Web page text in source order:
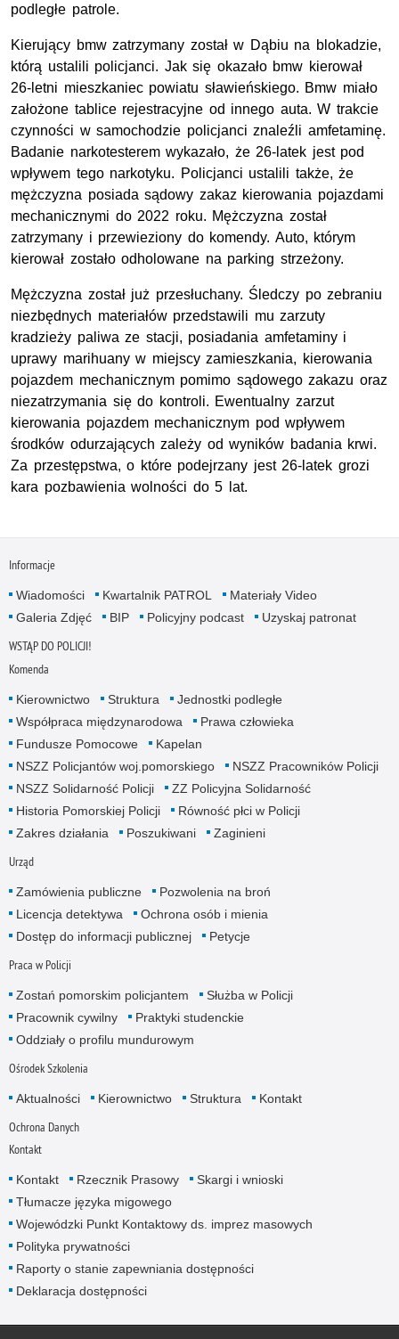
podległe patrole.
Kierujący bmw zatrzymany został w Dąbiu na blokadzie,
którą ustalili policjanci. Jak się okazało bmw kierował
26-letni mieszkaniec powiatu sławieńskiego. Bmw miało
założone tablice rejestracyjne od innego auta. W trakcie
czynności w samochodzie policjanci znaleźli amfetaminę.
Badanie narkotesterem wykazało, że 26-latek jest pod
wpływem tego narkotyku. Policjanci ustalili także, że
mężczyzna posiada sądowy zakaz kierowania pojazdami
mechanicznymi do 2022 roku. Mężczyzna został
zatrzymany i przewieziony do komendy. Auto, którym
kierował zostało odholowane na parking strzeżony.
Mężczyzna został już przesłuchany. Śledczy po zebraniu
niezbędnych materiałów przedstawili mu zarzuty
kradzieży paliwa ze stacji, posiadania amfetaminy i
uprawy marihuany w miejscy zamieszkania, kierowania
pojazdem mechanicznym pomimo sądowego zakazu oraz
niezatrzymania się do kontroli. Ewentualny zarzut
kierowania pojazdem mechanicznym pod wpływem
środków odurzających zależy od wyników badania krwi.
Za przestępstwa, o które podejrzany jest 26-latek grozi
kara pozbawienia wolności do 5 lat.
Informacje
Wiadomości Kwartalnik PATROL
Materiały Video
Galeria Zdjęć
BIP Policyjny podcast Uzyskaj patronat
WSTĄP DO POLICJI!
Komenda
Kierownictwo Struktura
Jednostki podległe
Współpraca międzynarodowa
Prawa człowieka
Fundusze Pomocowe
Kapelan
NSZZ Policjantów woj.pomorskiego
NSZZ Pracowników Policji
NSZZ Solidarność Policji
ZZ Policyjna Solidarność
Historia Pomorskiej Policji
Równość płci w Policji
Zakres działania
Poszukiwani Zaginieni
Urząd
Zamówienia publiczne
Pozwolenia na broń
Licencja detektywa
Ochrona osób i mienia
Dostęp do informacji publicznej
Petycje
Praca w Policji
Zostań pomorskim policjantem
Służba w Policji
Pracownik cywilny
Praktyki studenckie
Oddziały o profilu mundurowym
Ośrodek Szkolenia
Aktualności Kierownictwo Struktura Kontakt
Ochrona Danych
Kontakt
Kontakt Rzecznik Prasowy
Skargi i wnioski
Tłumacze języka migowego
Wojewódzki Punkt Kontaktowy ds. imprez masowych
Polityka prywatności
Raporty o stanie zapewniania dostępności
Deklaracja dostępności